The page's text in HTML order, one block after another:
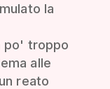
la
po' troppo
alle
reato